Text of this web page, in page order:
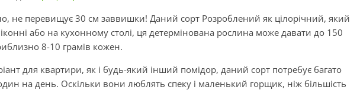
не перевищує 30 см заввишки! Даний сорт Розроблений як цілорічний, який
або на кухонному столі, ця детермінована рослина може давати до 150
8-10 грамів кожен.
для квартири, як і будь-який інший помідор, даний сорт потребує багато
на день. Оскільки вони люблять спеку і маленький горщик, ніж більшість